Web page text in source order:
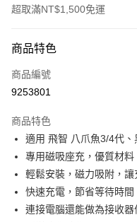
超取滿NT$1,500免運
信用卡一次付款
信用卡分期付款
合作金庫商業銀行
華南商業銀行
上海商業儲蓄銀行
國泰世華商業銀行
臺灣中小企業銀行
匯豐（台灣）商業銀行
聯邦商業銀行
6 期 0 利率 每期
華南商業銀行
上海商業儲蓄銀行
國泰世華商業銀行
臺灣中小企業銀行
超商取貨付款
LINE Pay
街口支付
商品特色
商品編號
9253801
商品特色
適用 飛智 八爪魚3/4代
專用磁吸座充，優質材料
輕鬆安裝，磁力吸附，讓
快速充電，節省等待時間
連接電腦還能做為接收